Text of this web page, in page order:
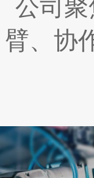
公司
臂、协